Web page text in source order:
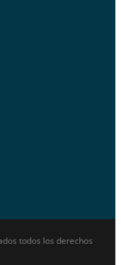
todos los derechos